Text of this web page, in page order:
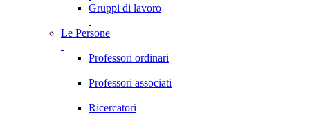
Gruppi di lavoro
Le Persone
Professori ordinari
Professori associati
Ricercatori